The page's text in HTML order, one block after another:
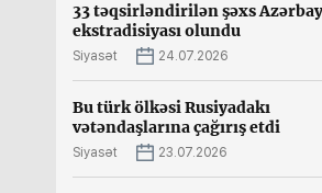
33 təqsirləndirilən şəxs
ekstradisiyası olundu
Siyasət 24.07.2026
Bu türk ölkəsi Rusiyadakı
vətəndaşlarına çağırış etdi
Siyasət 23.07.2026